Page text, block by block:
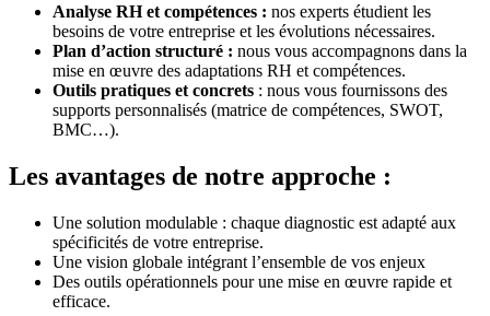
Analyse RH et compétences : nos experts étudient les
besoins de votre entreprise et les évolutions nécessaires.
Plan d’action structuré : nous vous accompagnons dans la
mise en œuvre des adaptations RH et compétences.
Outils pratiques et concrets : nous vous fournissons des
supports personnalisés (matrice de compétences, SWOT,
BMC…).
Les avantages de notre approche :
Une solution modulable : chaque diagnostic est adapté aux
spécificités de votre entreprise.
Une vision globale intégrant l’ensemble de vos enjeux
Des outils opérationnels pour une mise en œuvre rapide et
efficace.